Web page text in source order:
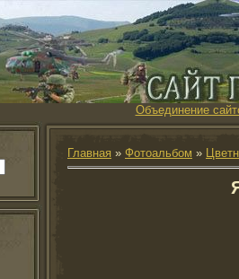
Объединение
Главная » Фотоальбом »